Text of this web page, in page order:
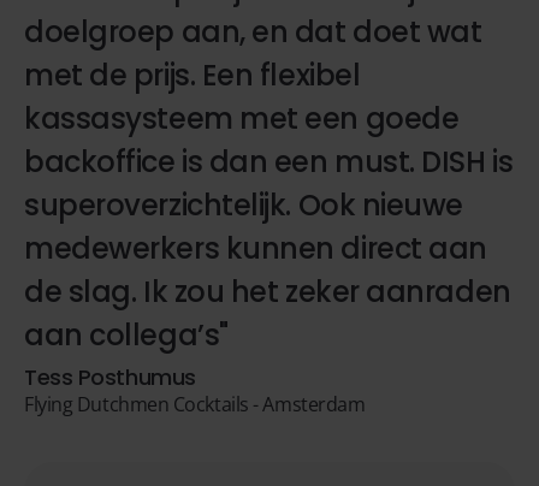
doelgroep aan, en dat doet wat
met de prijs. Een flexibel
kassasysteem met een goede
backoffice is dan een must. DISH is
superoverzichtelijk. Ook nieuwe
medewerkers kunnen direct aan
de slag. Ik zou het zeker aanraden
aan collega’s"
Tess Posthumus
Flying Dutchmen Cocktails - Amsterdam